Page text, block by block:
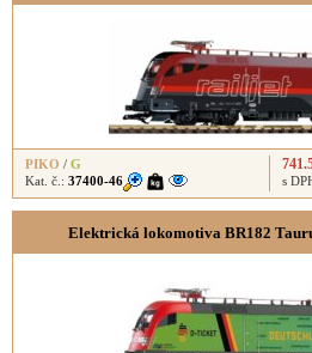
PIKO / G
Kat. č.: 37400-46 s
Elektrická lokomotiva BR182